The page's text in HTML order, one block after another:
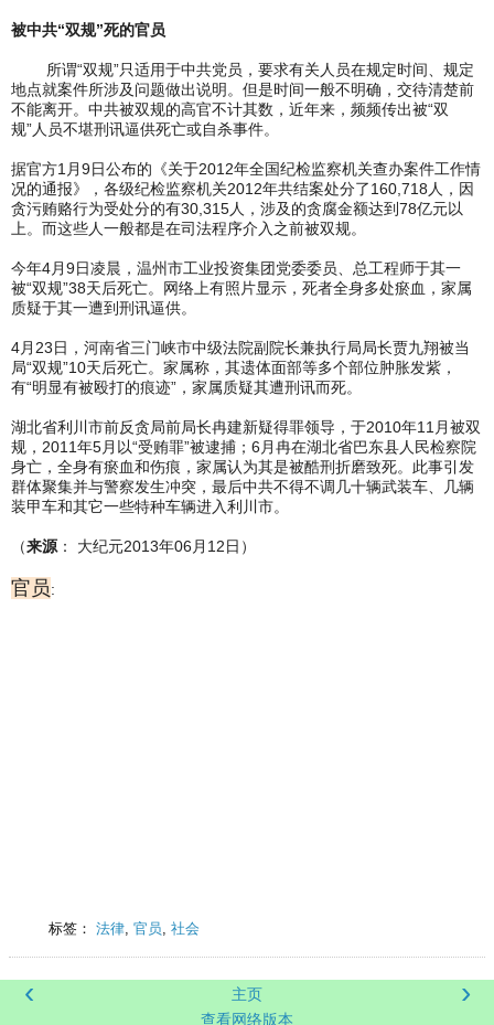
被中共“双规”死的官员
所谓“双规”只适用于中共党员，要求有关人员在规定时间、规定
地点就案件所涉及问题做出说明。但是时间一般不明确，交待清楚前
不能离开。中共被双规的高官不计其数，近年来，频频传出被“双
规”人员不堪刑讯逼供死亡或自杀事件。
据官方1月9日公布的《关于2012年全国纪检监察机关查办案件工作情
况的通报》，各级纪检监察机关2012年共结案处分了160,718人，因
贪污贿赂行为受处分的有30,315人，涉及的贪腐金额达到78亿元以
上。而这些人一般都是在司法程序介入之前被双规。
今年4月9日凌晨，温州市工业投资集团党委委员、总工程师于其一
被“双规”38天后死亡。网络上有照片显示，死者全身多处瘀血，家属
质疑于其一遭到刑讯逼供。
4月23日，河南省三门峡市中级法院副院长兼执行局局长贾九翔被当
局“双规”10天后死亡。家属称，其遗体面部等多个部位肿胀发紫，
有“明显有被殴打的痕迹”，家属质疑其遭刑讯而死。
湖北省利川市前反贪局前局长冉建新疑得罪领导，于2010年11月被双
规，2011年5月以“受贿罪”被逮捕；6月冉在湖北省巴东县人民检察院
身亡，全身有瘀血和伤痕，家属认为其是被酷刑折磨致死。此事引发
群体聚集并与警察发生冲突，最后中共不得不调几十辆武装车、几辆
装甲车和其它一些特种车辆进入利川市。
（来源 ： 大纪元2013年06月12日）
官员:
标签： 法律 官员 社会
‹ ›
主页
查看网络版本